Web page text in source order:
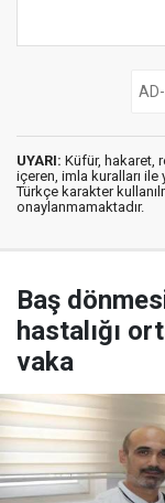
UYARI: Küfür, hakaret,
içeren, imla kuralları ile
Türkçe karakter
onaylanmamaktadır.
Baş
hastalığı
vaka